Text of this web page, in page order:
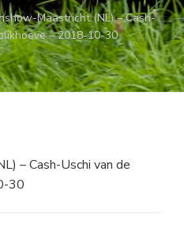
Maastricht (NL) – Cash-
– 2018-10-30
– Cash-Uschi van de
30